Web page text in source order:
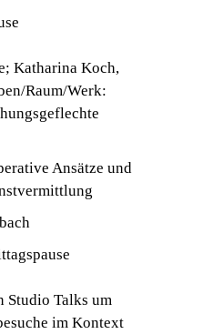
Katharina Koch,
Raum/Werk:
Ansätze und
Studio Talks um
im Kontext